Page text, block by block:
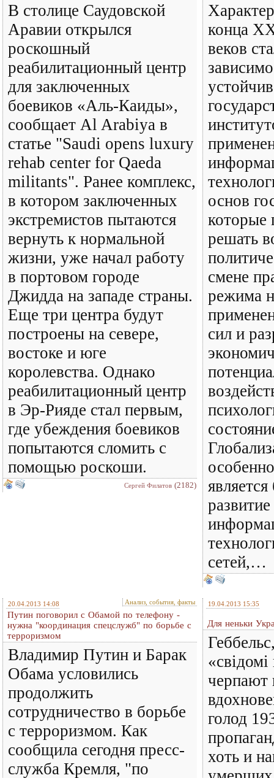
В столице Саудовской
Аравии открылся
роскошный
реабилитационный центр
для заключенных
боевиков «Аль-Каиды»,
сообщает Al Arabiya в
статье "Saudi opens luxury
rehab center for Qaeda
militants". Ранее комплекс,
в котором заключенных
экстремистов пытаются
вернуть к нормальной
жизни, уже начал работу
в портовом городе
Джидда на западе страны.
Еще три центра будут
построены на севере,
востоке и юге
королевства. Однако
реабилитационный центр
в Эр-Рияде стал первым,
где убеждения боевиков
попытаются сломить с
помощью роскоши.
Сергей Филатов (2182)
конца
веков
основ
которые
решать
смене
режима
сил и
развитие
сетей,…
20.04.2013 14:08 Анализ, события, факты
Путин поговорил с Обамой по телефону -
нужна "координация спецслужб" по борьбе с
терроризмом
Владимир Путин и Барак
Обама условились
продолжить
сотрудничество в борьбе
с терроризмом. Как
сообщила сегодня пресс-
служба Кремля, "по
19.04.2013 15:35
Для неньки
«свiдомi
черпают
голод
хоть и